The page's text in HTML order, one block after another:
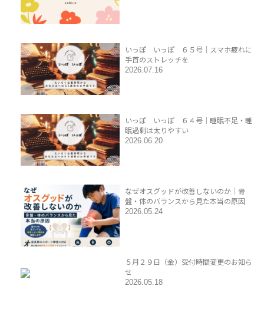
いっぽ いっぽ ６５号｜スマホ疲れに
手首のストレッチを
2026.07.16
いっぽ いっぽ ６４号｜睡眠不足・睡
眠過剰は太りやすい
2026.06.20
なぜオスグッドが改善しないのか｜骨
盤・体のバランスから見た本当の原因
2026.05.24
５月２９日（金）受付時間変更のお知ら
せ
2026.05.18